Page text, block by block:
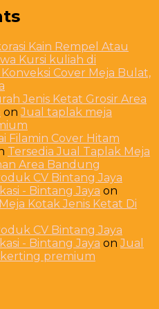
Kain Rempel Atau
Kursi kuliah di
Konveksi Cover Meja Bulat,
Jenis Ketat Grosir Area
onJual taplak meja
Filamin Cover Hitam
Tersedia Jual Taplak Meja
Area Bandung
CV Bintang Jaya
- Bintang Jaya on
Kotak Jenis Ketat Di
CV Bintang Jaya
- Bintang Jaya onJual
premium